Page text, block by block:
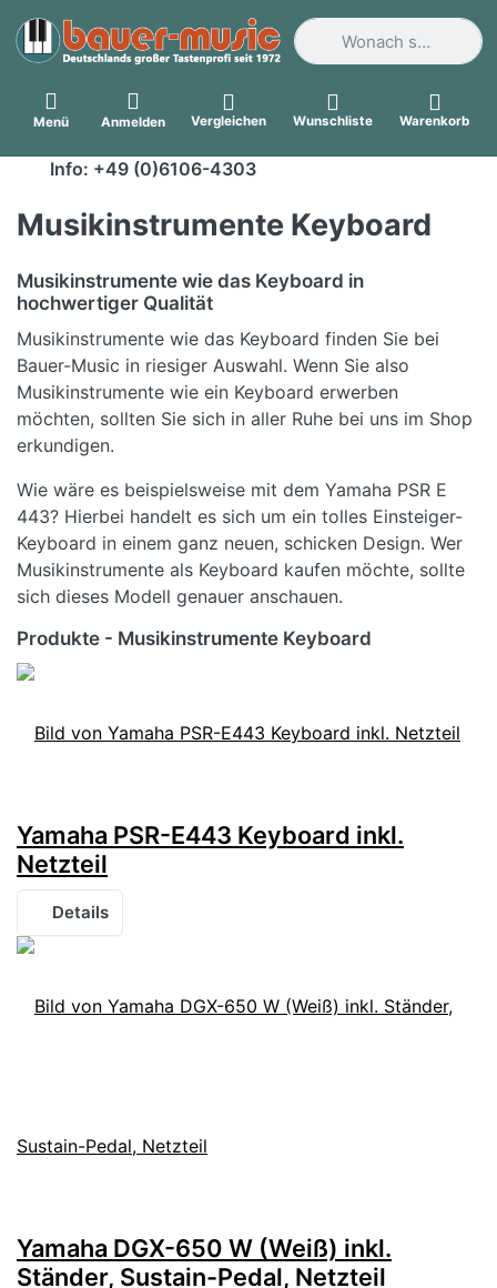
Geben Sie einen
Menü Anmelden Vergleichen Wunschliste Warenkorb
Info: +49 (0)6106-4303
Musikinstrumente Keyboard
Musikinstrumente wie das Keyboard in
hochwertiger Qualität
Musikinstrumente wie das Keyboard finden Sie bei
Bauer-Music in riesiger Auswahl. Wenn Sie also
Musikinstrumente wie ein Keyboard erwerben
möchten, sollten Sie sich in aller Ruhe bei uns im Shop
erkundigen.
Wie wäre es beispielsweise mit dem Yamaha PSR E
443? Hierbei handelt es sich um ein tolles Einsteiger-
Keyboard in einem ganz neuen, schicken Design. Wer
Musikinstrumente als Keyboard kaufen möchte, sollte
sich dieses Modell genauer anschauen.
Produkte - Musikinstrumente Keyboard
Yamaha PSR-E443 Keyboard inkl.
Netzteil
Details
Yamaha DGX-650 W (Weiß) inkl.
Ständer, Sustain-Pedal, Netzteil